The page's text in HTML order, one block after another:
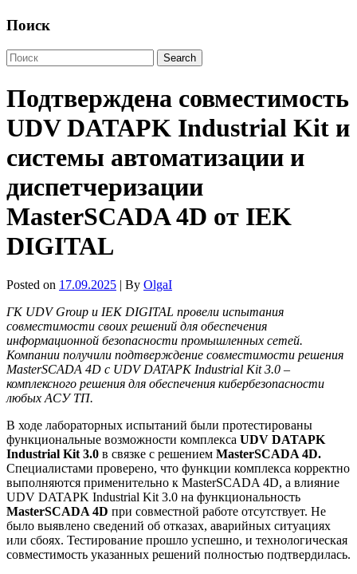
Поиск
Подтверждена совместимость
UDV DATAPK Industrial Kit и
системы автоматизации и
диспетчеризации
MasterSCADA 4D от IEK
DIGITAL
Posted on 17.09.2025 | By OlgaI
ГК UDV Group и IEK DIGITAL провели испытания
совместимости своих решений для обеспечения
информационной безопасности промышленных сетей.
Компании получили подтверждение совместимости решения
MasterSCADA 4D с UDV DATAPK Industrial Kit3.0 –
комплексного решения для обеспечения кибербезопасности
любых АСУ ТП.
В ходе лабораторных испытаний были протестированы
функциональные возможности комплекса UDV DATAPK
Industrial Kit 3.0 в связке с решением MasterSCADA 4D.
Специалистами проверено, что функции комплекса корректно
выполняются применительно к MasterSCADA 4D, а влияние
UDV DATAPK Industrial Kit 3.0 на функциональность
MasterSCADA 4D при совместной работе отсутствует. Не
было выявлено сведений об отказах, аварийных ситуациях
или сбоях. Тестирование прошло успешно, и технологическая
совместимость указанных решений полностью подтвердилась.